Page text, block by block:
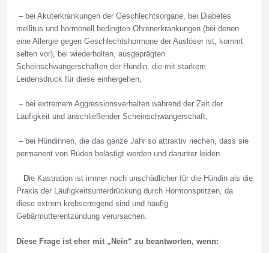
– bei Akuterkrankungen der Geschlechtsorgane, bei Diabetes
mellitus und hormonell bedingten Ohrenerkrankungen (bei denen
eine Allergie gegen Geschlechtshormone der Auslöser ist, kommt
selten vor), bei wiederholten, ausgeprägten
Scheinschwangerschaften der Hündin, die mit starkem
Leidensdruck für diese einhergehen,
– bei extremem Aggressionsverhalten während der Zeit der
Läufigkeit und anschließender Scheinschwangerschaft,
– bei Hündinnen, die das ganze Jahr so attraktiv riechen, dass sie
permanent von Rüden belästigt werden und darunter leiden.
Die Kastration ist immer noch unschädlicher für die Hündin als die
Praxis der Läufigkeitsunterdrückung durch Hormonspritzen, da
diese extrem krebserregend sind und häufig
Gebärmutterentzündung verursachen.
Diese Frage ist eher mit „Nein“ zu beantworten, wenn: